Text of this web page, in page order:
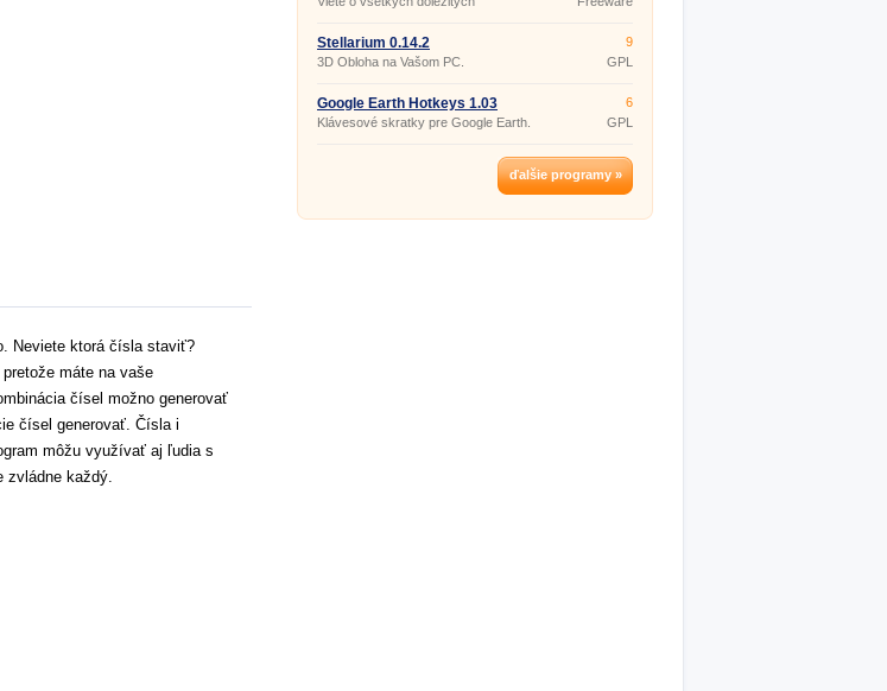
Neviete ktorá čísla staviť?
máte na vaše
čísel možno generovať
čísel generovať. Čísla i
môžu využívať aj ľudia s
zvládne každý.
Stellarium 0.14.2
3D Obloha na Vašom PC.
9
GPL
Google Earth Hotkeys 1.03
Klávesové skratky pre Google Earth.
6
GPL
ďalšie programy »